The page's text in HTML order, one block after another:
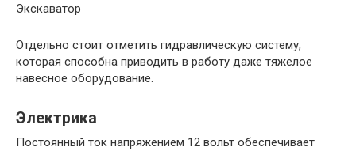
Экскаватор
Отдельно стоит отметить гидравлическую систему,
которая способна приводить в работу даже тяжелое
навесное оборудование.
Электрика
Постоянный ток напряжением 12 вольт обеспечивает